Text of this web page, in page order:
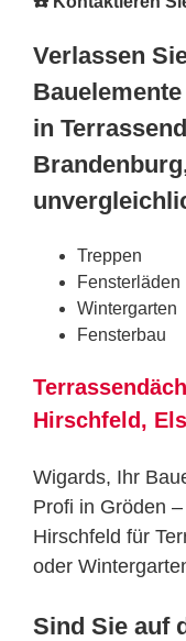
Verlassen
in
Treppen
Fensterläden
Wintergarten
Fensterbau
Hirschfeld,
Wigards, Ihr
Profi in Gröden
Hirschfeld für
oder
Sind Sie auf